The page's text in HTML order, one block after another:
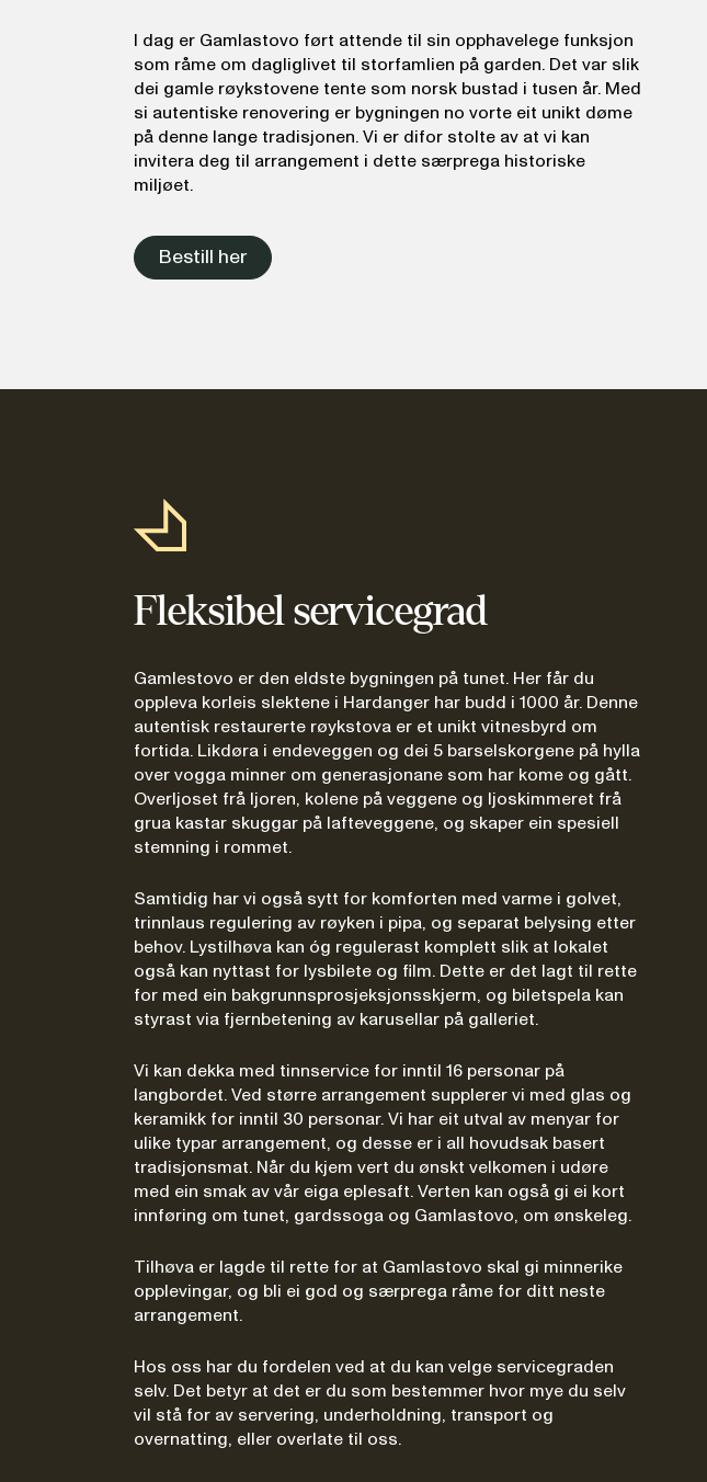
I dag er Gamlastovo ført attende til sin opphavelege funksjon
som råme om dagliglivet til storfamlien på garden. Det var slik
dei gamle røykstovene tente som norsk bustad i tusen år. Med
si autentiske renovering er bygningen no vorte eit unikt døme
på denne lange tradisjonen. Vi er difor stolte av at vi kan
invitera deg til arrangement i dette særprega historiske
miljøet.
Bestill her
Fleksibel servicegrad
Gamlestovo er den eldste bygningen på tunet. Her får du
oppleva korleis slektene i Hardanger har budd i 1000 år. Denne
autentisk restaurerte røykstova er et unikt vitnesbyrd om
fortida. Likdøra i endeveggen og dei 5 barselskorgene på hylla
over vogga minner om generasjonane som har kome og gått.
Overljoset frå ljoren, kolene på veggene og ljoskimmeret frå
grua kastar skuggar på lafteveggene, og skaper ein spesiell
stemning i rommet.
Samtidig har vi også sytt for komforten med varme i golvet,
trinnlaus regulering av røyken i pipa, og separat belysing etter
behov. Lystilhøva kan óg regulerast komplett slik at lokalet
også kan nyttast for lysbilete og film. Dette er det lagt til rette
for med ein bakgrunnsprosjeksjonsskjerm, og biletspela kan
styrast via fjernbetening av karusellar på galleriet.
Vi kan dekka med tinnservice for inntil 16 personar på
langbordet. Ved større arrangement supplerer vi med glas og
keramikk for inntil 30 personar. Vi har eit utval av menyar for
ulike typar arrangement, og desse er i all hovudsak basert
tradisjonsmat. Når du kjem vert du ønskt velkomen i udøre
med ein smak av vår eiga eplesaft. Verten kan også gi ei kort
innføring om tunet, gardssoga og Gamlastovo, om ønskeleg.
Tilhøva er lagde til rette for at Gamlastovo skal gi minnerike
opplevingar, og bli ei god og særprega råme for ditt neste
arrangement.
Hos oss har du fordelen ved at du kan velge servicegraden
selv. Det betyr at det er du som bestemmer hvor mye du selv
vil stå for av servering, underholdning, transport og
overnatting, eller overlate til oss.